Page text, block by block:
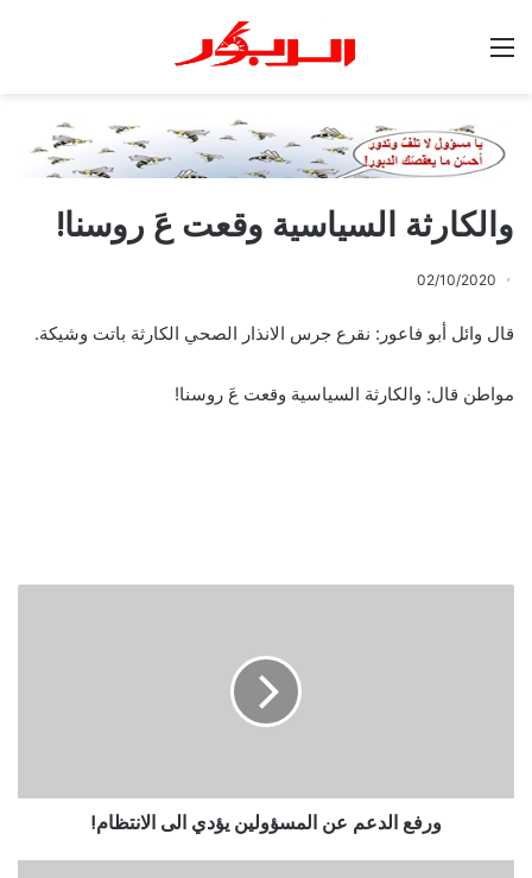
والكارثة السياسية وقعت عَ روسنا!
02/10/2020
قال وائل أبو فاعور: نقرع جرس الانذار الصحي الكارثة باتت وشيكة.
مواطن قال: والكارثة السياسية وقعت عَ روسنا!
ورفع الدعم عن المسؤولين يؤدي الى الانتظام!